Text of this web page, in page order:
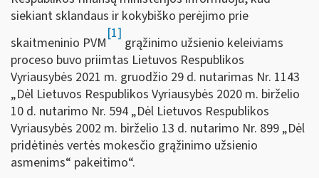
siekiant sklandaus ir kokybiško perėjimo prie
skaitmeninio PVM
[1]
grąžinimo užsienio keleiviams
proceso buvo priimtas Lietuvos Respublikos
Vyriausybės 2021 m. gruodžio 29 d. nutarimas Nr. 1143
„Dėl Lietuvos Respublikos Vyriausybės 2020 m. birželio
10 d. nutarimo Nr. 594 „Dėl Lietuvos Respublikos
Vyriausybės 2002 m. birželio 13 d. nutarimo Nr. 899 „Dėl
pridėtinės vertės mokesčio grąžinimo užsienio
asmenims“ pakeitimo“.